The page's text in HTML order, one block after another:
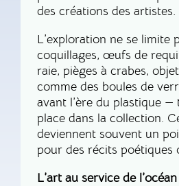
des créations des artistes.
L’exploration ne se limite
coquillages, œufs de
raie, pièges à crabes,
comme des boules de
avant l’ère du plastique
place dans la collection.
deviennent souvent un
pour des récits poétiques
L’art au service de l’océan